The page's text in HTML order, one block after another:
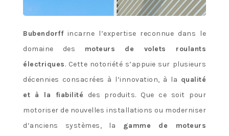
Bubendorffincarne l’expertise reconnue dans le
domaine des moteurs de volets roulants
électriques. Cette notoriété s’appuie sur plusieurs
décennies consacrées à l’innovation, à la qualité
et à la fiabilité des produits. Que ce soit pour
motoriser de nouvelles installations ou moderniser
d’anciens systèmes, la gamme de moteurs